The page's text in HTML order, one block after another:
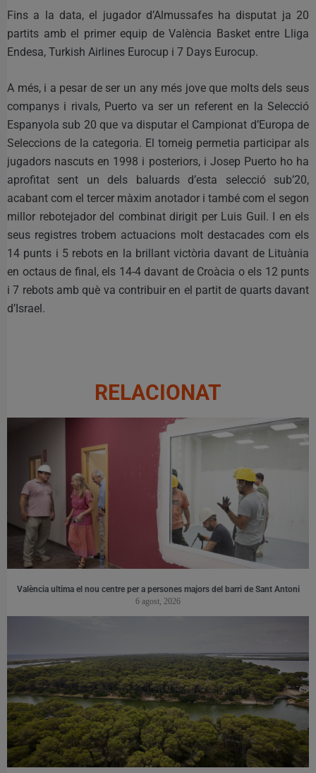
Fins a la data, el jugador d’Almussafes ha disputat ja 20
partits amb el primer equip de València Basket entre Lliga
Endesa, Turkish Airlines Eurocup i 7 Days Eurocup.
A més, i a pesar de ser un any més jove que molts dels seus
companys i rivals, Puerto va ser un referent en la Selecció
Espanyola sub 20 que va disputar el Campionat d’Europa de
Seleccions de la categoria. El torneig permetia participar als
jugadors nascuts en 1998 i posteriors, i Josep Puerto ho ha
aprofitat sent un dels baluards d’esta selecció sub’20,
acabant com el tercer màxim anotador i també com el segon
millor rebotejador del combinat dirigit per Luis Guil. I en els
seus registres trobem actuacions molt destacades com els
14 punts i 5 rebots en la brillant victòria davant de Lituània
en octaus de final, els 14-4 davant de Croàcia o els 12 punts
i 7 rebots amb què va contribuir en el partit de quarts davant
d’Israel.
RELACIONAT
València ultima el nou centre per a persones majors del barri de Sant Antoni
6 agost, 2026